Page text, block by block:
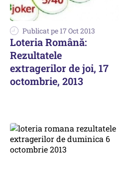
Publicat pe 17 Oct 2013
Loteria Română:
Rezultatele
extragerilor de joi, 17
octombrie, 2013